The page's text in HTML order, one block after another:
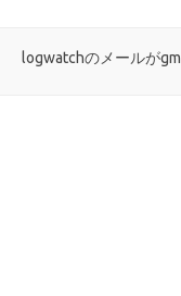
logwatchのメールが